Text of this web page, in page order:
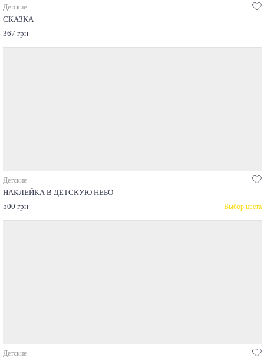
Детские
СКАЗКА
367 грн
Детские
НАКЛЕЙКА В ДЕТСКУЮ НЕБО
500 грн
Выбор цвета
Детские